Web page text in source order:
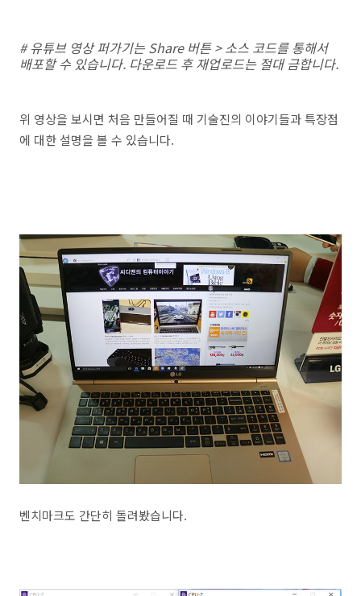
# 유튜브 영상 퍼가기는 Share 버튼 > 소스 코드를 통해서
배포할 수 있습니다. 다운로드 후 재업로드는 절대 금합니다.
위 영상을 보시면 처음 만들어질 때 기술진의 이야기들과 특장점
에 대한 설명을 볼 수 있습니다.
벤치마크도 간단히 돌려봤습니다.